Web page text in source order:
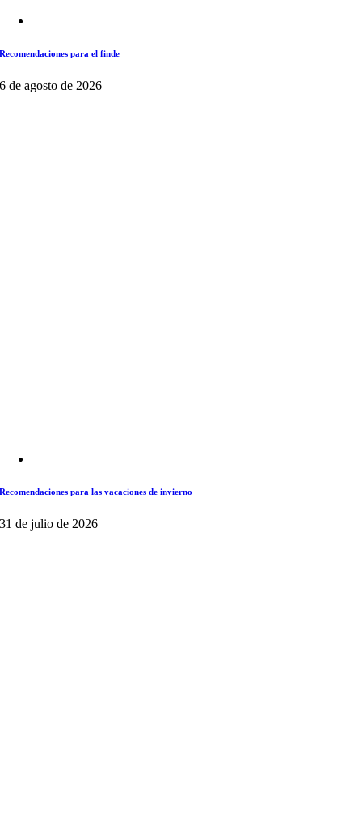
Recomendaciones para el finde
6 de agosto de 2026|
Recomendaciones para las vacaciones de invierno
31 de julio de 2026|